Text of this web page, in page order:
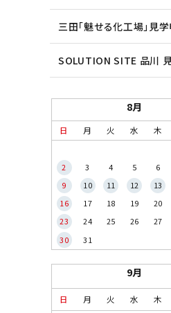
三田「魅せる化工場」見
SOLUTION SITE 品川
8月
日 月 火 水 木
2
3 4 5 6
9
10 11 12 13
16
17 18 19 20
23
24 25 26 27
30
31
9月
日 月 火 水 木